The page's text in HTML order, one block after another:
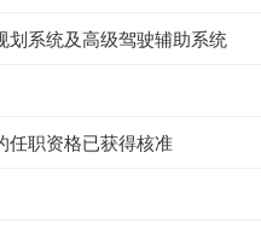
划系统及高级驾驶辅助系统
任职资格已获得核准